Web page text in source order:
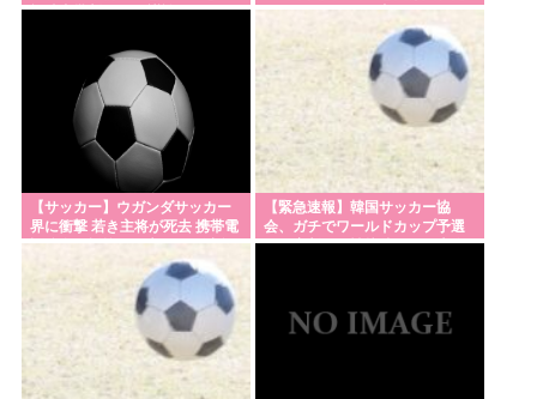
【最新版】日本の都市の都会度ランキングがこちら
【サッカー】板倉滉は「めっちゃモテる」 年収7億
円・お洒落・包容力…超愛される日本代表
熊本市が地震犠牲者の氏名を公表後に撤回 「遺族同
意と誤認」
刃物を持って中国大使館に侵入した自衛官、地裁で
動機明かす「中国の強硬な外交方針を変えさせるた
西鉄、天神駅と薬院駅の駅構内で不審な音声が流れ
る 第三者が不正に流したか 福岡
視聴者批判でBPO議論
らすべてどうでも良くなった
【サッカー】ウガンダサッカー
界に衝撃 若き主将が死去 携帯電
話強盗に抵抗した末に石で滅多
打ち… 国民が怒り「リーダーを
失った」
【緊急速報】韓国サッカー協
会、ガチでワールドカップ予選
での審判への性接待がバレ大炎